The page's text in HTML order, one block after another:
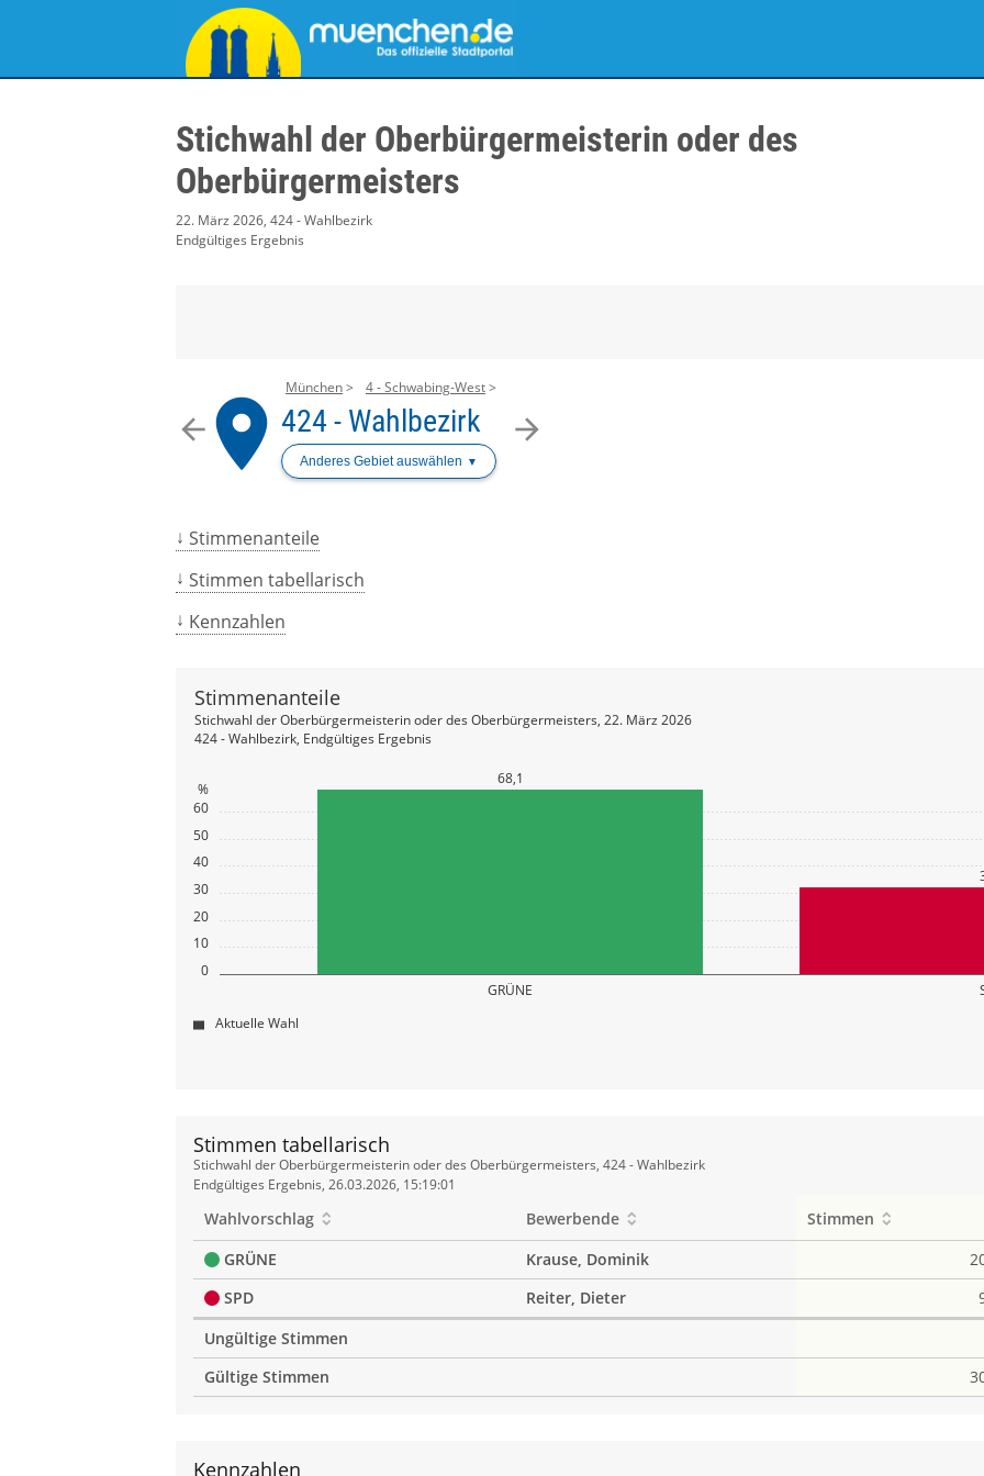
Stichwahl der Oberbürgermeisterin oder des
Oberbürgermeisters
22. März 2026, 424 - Wahlbezirk
Endgültiges Ergebnis
arrow_back arrow_forward
place
München 4 - Schwabing-West
424 - Wahlbezirk
Anderes Gebiet auswählen
Stimmenanteile
Stimmen tabellarisch
Kennzahlen
0
10
20
30
40
50
60
%
GRÜNE
68,1
Stimmenanteile
Stichwahl der Oberbürgermeisterin oder des Oberbürgermeisters, 22. März 2026
424 - Wahlbezirk, Endgültiges Ergebnis
Aktuelle Wahl
Stimmen tabellarisch
Stimmen
tabellarisch
Stichwahl der Oberbürgermeisterin oder des Oberbürgermeisters, 424 - Wahlbezirk
Endgültiges Ergebnis, 26.03.2026, 15:19:01
Wahlvorschlag Bewerbende Stimmen
GRÜNE
Krause, Dominik
SPD
Reiter, Dieter
Ungültige Stimmen
Gültige Stimmen
Kennzahlen